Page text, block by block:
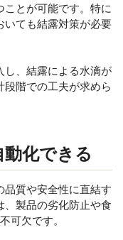
とが可能です。特に
いても結露対策が必要
し、結露による水滴が
階での工夫が求めら
化できる
質や安全性に直結す
、製品の劣化防止や食
可欠です。